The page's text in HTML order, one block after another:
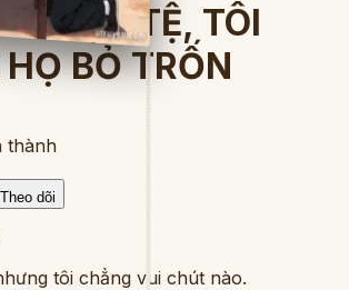
TRIỆU TỆ, TÔI
BỎ TRỐN
thành
Theo dõi
tôi chẳng vui chút nào.